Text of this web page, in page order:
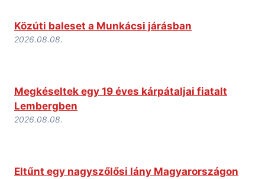
Közúti baleset a Munkácsi járásban
2026.08.08.
Megkéseltek egy 19 éves kárpátaljai fiatalt
Lembergben
2026.08.08.
Eltűnt egy nagyszőlősi lány Magyarországon